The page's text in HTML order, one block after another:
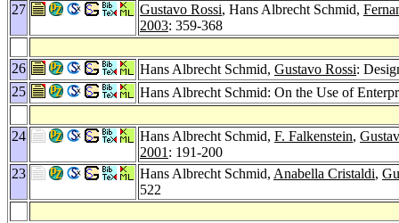
27 Gustavo Rossi, Hans Albrecht Schmid,
2003: 359-368
26 Hans Albrecht Schmid, Gustavo Rossi:
25
Hans Albrecht Schmid: On the Use of
24 Hans Albrecht Schmid, F. Falkenstein,
2001 : 191-200
23
Hans Albrecht Schmid, Anabella Cristaldi,
522